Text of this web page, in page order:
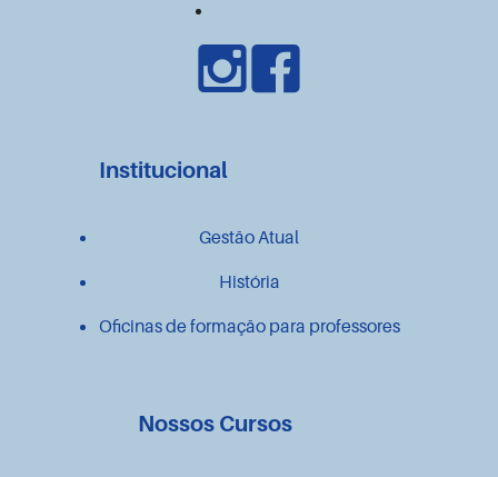
Institucional
Gestão Atual
História
Oficinas de formação para professores
Nossos Cursos